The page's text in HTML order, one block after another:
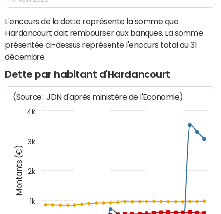
L'encours de la dette représente la somme que
Hardancourt doit rembourser aux banques. La somme
présentée ci-dessus représente l'encours total au 31
décembre.
Dette par habitant d'Hardancourt
Montants (€)
(Source : JDN d'après ministère de l'Economie)
1k
2k
3k
4k